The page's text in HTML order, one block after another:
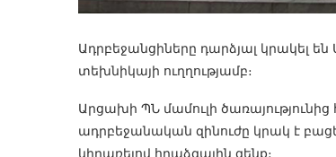
Ադրբեջանցիները դարձյալ
տեխնիկայի ուղղությամբ։
Արցախի ՊՆ մամուլի
ադրբեջանական զինուժը կրակ է
կիրառելով հրաձգային զենք։